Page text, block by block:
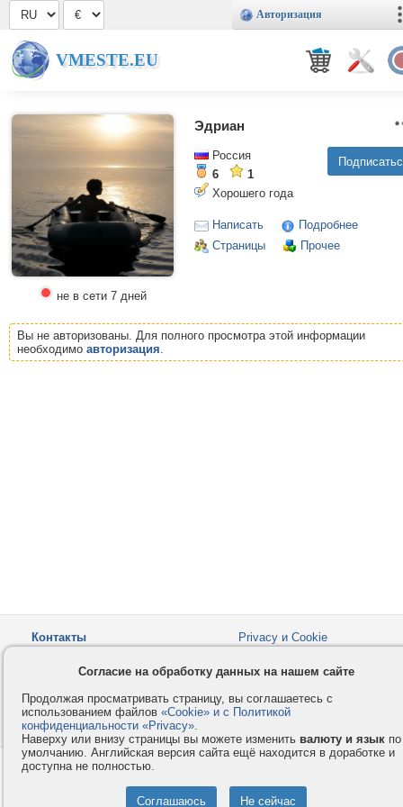
Авторизация
VMESTE.EU
не в сети 7 дней
Эдриан
Россия
6
1
Хорошего года
Написать
Подробнее
Страницы
Прочее
Вы не авторизованы. Для полного просмотра этой информации
необходимо авторизация.
Контакты
Privacy и Cookie
Как оплатить
Форумы
© 2008-2026VMESTE.EU
Согласие на обработку данных на нашем сайте
Продолжая просматривать страницу, вы соглашаетесь с
использованием файлов «Cookie» и с Политикой
конфиденциальности «Privacy».
Наверху или внизу страницы вы можете изменить валюту и язык по
умолчанию. Английская версия сайта ещё находится в доработке и
доступна не полностью.